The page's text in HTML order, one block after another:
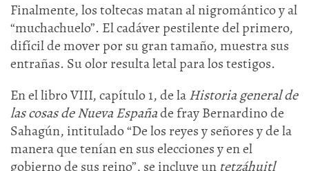
Finalmente, los toltecas matan al nigromántico y al
“muchachuelo”. El cadáver pestilente del primero,
difícil de mover por su gran tamaño, muestra sus
entrañas. Su olor resulta letal para los testigos.
En el libro VIII, capítulo 1, de laHistoria general de
las cosas de Nueva Españade fray Bernardino de
Sahagún, intitulado “De los reyes y señores y de la
manera que tenían en sus elecciones y en el
gobierno de sus reino”, se incluye un tetzáhuitl